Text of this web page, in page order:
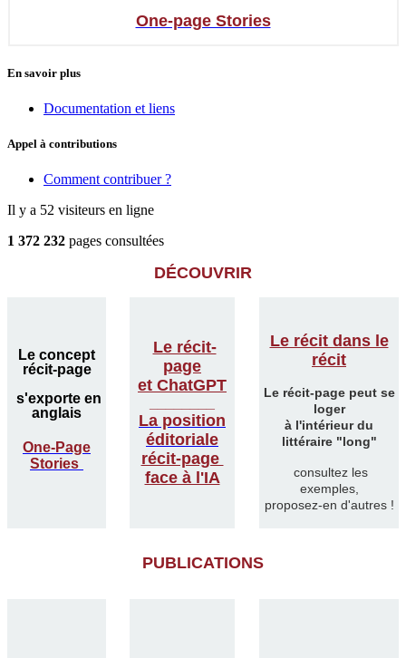
One-page Stories
En savoir plus
Documentation et liens
Appel à contributions
Comment contribuer ?
Il y a 52 visiteurs en ligne
1 372 232 pages consultées
DÉCOUVRIR
Le concept
récit-page
s'exporte en
anglais
One-Page
Stories
Le récit-
page
et ChatGPT
La position
éditoriale
récit-page
face à l'IA
Le récit dans le
récit
Le récit-page peut se
loger
à l'intérieur du
littéraire "long"
consultez les
exemples,
proposez-en d'autres !
PUBLICATIONS